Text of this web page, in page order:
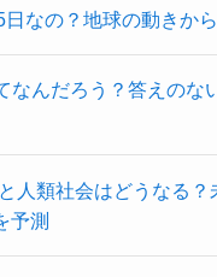
日なの？地球の動きか
なんだろう？答えのな
人類社会はどうなる？
予測